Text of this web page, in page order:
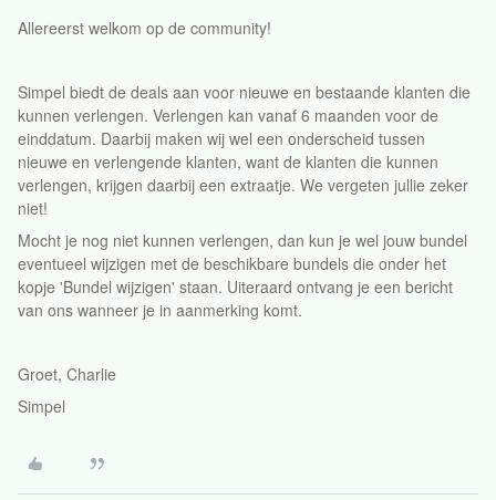
Allereerst welkom op de community!
Simpel biedt de deals aan voor nieuwe en bestaande klanten die
kunnen verlengen. Verlengen kan vanaf 6 maanden voor de
einddatum. Daarbij maken wij wel een onderscheid tussen
nieuwe en verlengende klanten, want de klanten die kunnen
verlengen, krijgen daarbij een extraatje. We vergeten jullie zeker
niet!
Mocht je nog niet kunnen verlengen, dan kun je wel jouw bundel
eventueel wijzigen met de beschikbare bundels die onder het
kopje 'Bundel wijzigen' staan. Uiteraard ontvang je een bericht
van ons wanneer je in aanmerking komt.
Groet, Charlie
Simpel